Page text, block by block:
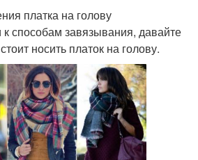
платка на голову
способам завязывания, давайте
носить платок на голову.